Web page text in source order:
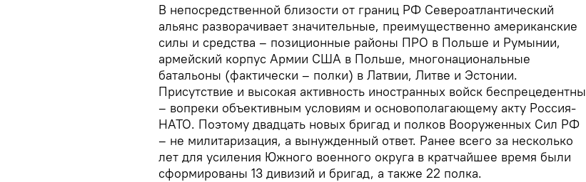
В непосредственной близости от границ РФ Североатлантический
альянс разворачивает значительные, преимущественно американские
силы и средства – позиционные районы ПРО в Польше и Румынии,
армейский корпус Армии США в Польше, многонациональные
батальоны (фактически – полки) в Латвии, Литве и Эстонии.
Присутствие и высокая активность иностранных войск беспрецедентны
– вопреки объективным условиям и основополагающему акту Россия-
НАТО. Поэтому двадцать новых бригад и полков Вооруженных Сил РФ
– не милитаризация, а вынужденный ответ. Ранее всего за несколько
лет для усиления Южного военного округа в кратчайшее время были
сформированы 13 дивизий и бригад, а также 22 полка.